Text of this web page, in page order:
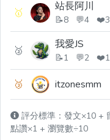
🥇 站長阿川
📝8 💬4 ❤️3
🥈 我愛JS
📝1 💬2 ❤️1
🥉 itzonesmm
評分標準：發文×10 +
點讚×1 + 瀏覽數÷10